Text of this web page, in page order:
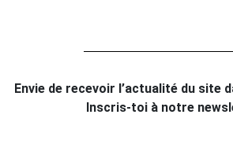
Envie de recevoir l’actualité du site
Inscris-toi à notre